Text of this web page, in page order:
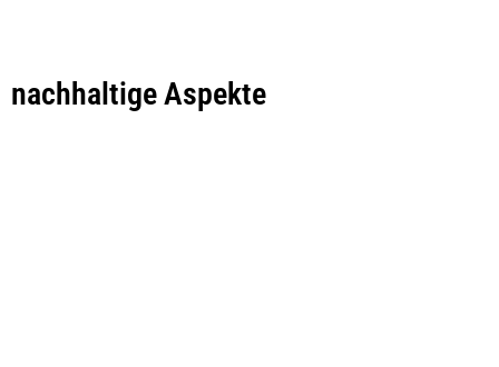
nachhaltige Aspekte